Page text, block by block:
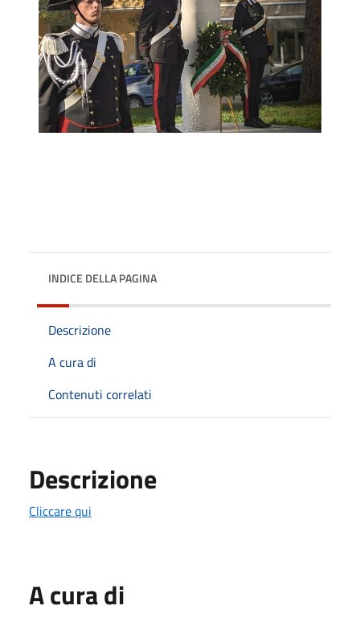
INDICE DELLA PAGINA
Descrizione
A cura di
Contenuti correlati
Descrizione
Cliccare qui
A cura di